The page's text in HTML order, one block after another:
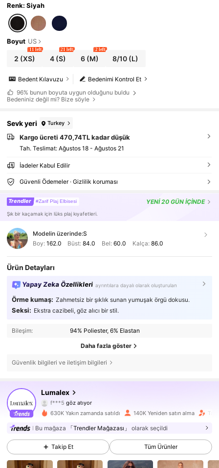
Renk: Siyah
Boyut US
2 (XS)
11 left
4(S)
21 left
6(M)
2 left
8/10 (L)
Bedenimi Kontrol Et
Bedent Kılavuzu
96% bunun boyuta uygun olduğunu buldu
Bedeniniz değil mi? Bize söyle
Sevk yeri Turkey
Kargo ücreti 470,74TL kadar düşük
Tah. Teslimat: Ağustos 18 - Ağustos 21
İadeler Kabul Edilir
Güvenli Ödemeler · Gizlilik koruması
Trendler #Zarif Plaj Elbisesi YENİ20 GÜN İÇİNDE
Şık bir kaçamak için lüks plaj kıyafetleri.
Modelin üzerinde:S
Boy: 162.0 Büst:84.0 Bel: 60.0 Kalça: 86.0
Ürün Detayları
Yapay Zeka Özellikleri ayrıntılara dayalı olarak oluşturulan
Örme kumaş: Zahmetsiz bir şıklık sunan yumuşak örgü dokusu.
Seksi: Ekstra cazibeli, göz alıcı bir stil.
Bileşim: 94% Poliester, 6% Elastan
Daha fazla göster
Güvenlik bilgileri ve iletişim bilgileri
Lumalex
f***5 göz atıyor
4,74
446K Takipçiler
4,74 446K Takipçiler
630K Yakın zamanda satıldı 140K Yeniden satın alma
Bu mağaza 「Trendler Mağazası」 olarak seçildi
Takip Et Tüm Ürünler